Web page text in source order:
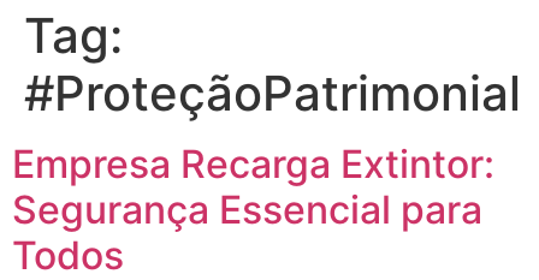
Tag:
#ProteçãoPatrimonial
Empresa Recarga Extintor:
Segurança Essencial para
Todos